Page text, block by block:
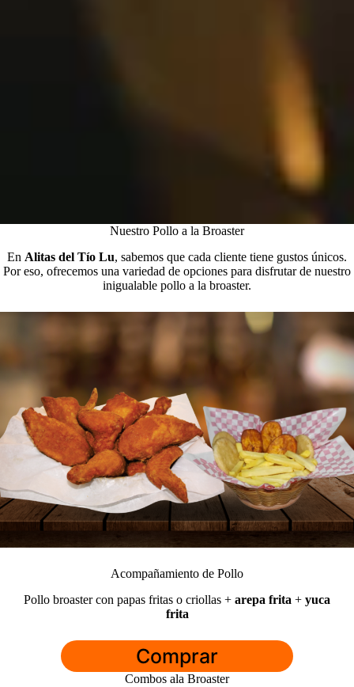
Nuestro Pollo a la Broaster
En Alitas del Tío Lu, sabemos que cada cliente tiene gustos únicos.
Por eso, ofrecemos una variedad de opciones para disfrutar de nuestro
inigualable pollo a la broaster.
Acompañamiento de Pollo
Pollo broaster con papas fritas o criollas + arepa frita + yuca
frita
Comprar
Combos ala Broaster